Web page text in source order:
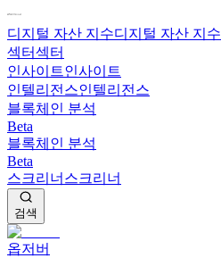
디지털 자산 지수디지털 자산 지수
섹터섹터
인사이트인사이트
인텔리전스인텔리전스
블록체인 분석
Beta
블록체인 분석
Beta
스크리너 스크리너
검색
옵저버